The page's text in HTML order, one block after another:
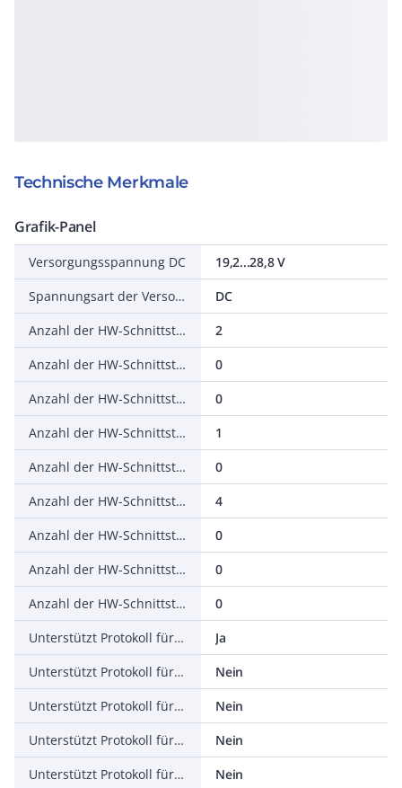
Technische Merkmale
Grafik-Panel
Versorgungsspannung DC
19,2...28,8 V
Spannungsart der Versorgungsspannung
DC
Anzahl der HW-Schnittstellen Industrial Ethernet
2
Anzahl der HW-Schnittstellen seriell RS-232
0
Anzahl der HW-Schnittstellen seriell RS-422
0
Anzahl der HW-Schnittstellen seriell RS-485
1
Anzahl der HW-Schnittstellen seriell TTY
0
Anzahl der HW-Schnittstellen USB
4
Anzahl der HW-Schnittstellen parallel
0
Anzahl der HW-Schnittstellen Wireless
0
Anzahl der HW-Schnittstellen sonstige
0
Unterstützt Protokoll für TCP/IP
Ja
Unterstützt Protokoll für PROFIBUS
Nein
Unterstützt Protokoll für CAN
Nein
Unterstützt Protokoll für INTERBUS
Nein
Unterstützt Protokoll für ASI
Nein